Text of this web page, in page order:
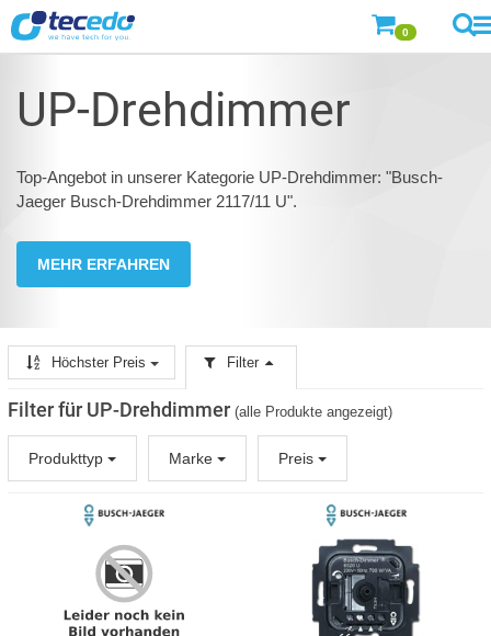
0
UP-Drehdimmer
Top-Angebot in unserer Kategorie UP-Drehdimmer: "Busch-
Jaeger Busch-Drehdimmer 2117/11 U".
MEHR ERFAHREN
Höchster Preis Filter
Filter für UP-Drehdimmer (alle Produkte angezeigt)
Produkttyp Marke Preis